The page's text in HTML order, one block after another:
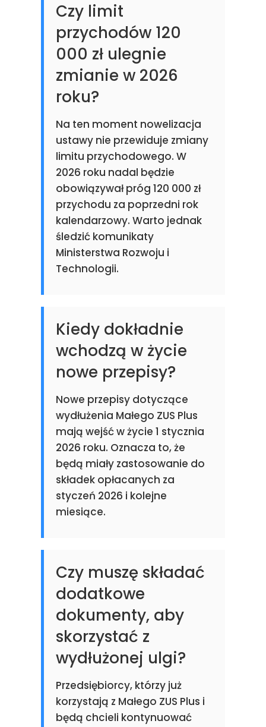
Czy limit
przychodów 120
000 zł ulegnie
zmianie w 2026
roku?
Na ten moment nowelizacja
ustawy nie przewiduje zmiany
limitu przychodowego. W
2026 roku nadal będzie
obowiązywał próg 120 000 zł
przychodu za poprzedni rok
kalendarzowy. Warto jednak
śledzić komunikaty
Ministerstwa Rozwoju i
Technologii.
Kiedy dokładnie
wchodzą w życie
nowe przepisy?
Nowe przepisy dotyczące
wydłużenia Małego ZUS Plus
mają wejść w życie 1 stycznia
2026 roku. Oznacza to, że
będą miały zastosowanie do
składek opłacanych za
styczeń 2026 i kolejne
miesiące.
Czy muszę składać
dodatkowe
dokumenty, aby
skorzystać z
wydłużonej ulgi?
Przedsiębiorcy, którzy już
korzystają z Małego ZUS Plus i
będą chcieli kontynuować